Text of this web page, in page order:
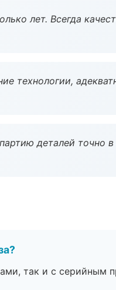
лет. Всегда
технологии,
деталей точно
так и с серийным